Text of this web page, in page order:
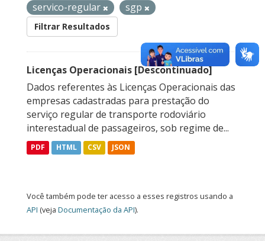
servico-regular
sgp
Filtrar Resultados
Licenças Operacionais [Descontinuado]
Dados referentes às Licenças Operacionais das
empresas cadastradas para prestação do
serviço regular de transporte rodoviário
interestadual de passageiros, sob regime de...
PDF HTML CSV JSON
Você também pode ter acesso a esses registros usando a
API (veja Documentação da API).